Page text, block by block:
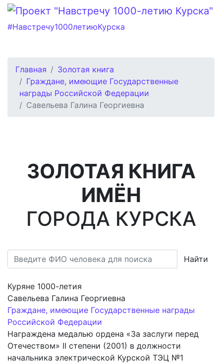
#Навстречу1000летиюКурска
Главная
Золотая книга
Граждане, имеющие Государственные
награды Российской Федерации
Савельева Галина Георгиевна
ЗОЛОТАЯ КНИГА
ИМЁН
ГОРОДА КУРСКА
Найти
Куряне 1000-летия
Савельева Галина Георгиевна
Граждане, имеющие Государственные награды
Российской Федерации
Награждена медалью ордена «За заслуги перед
Отечеством» II степени (2001) в должности
начальника электрической Курской ТЭЦ №1